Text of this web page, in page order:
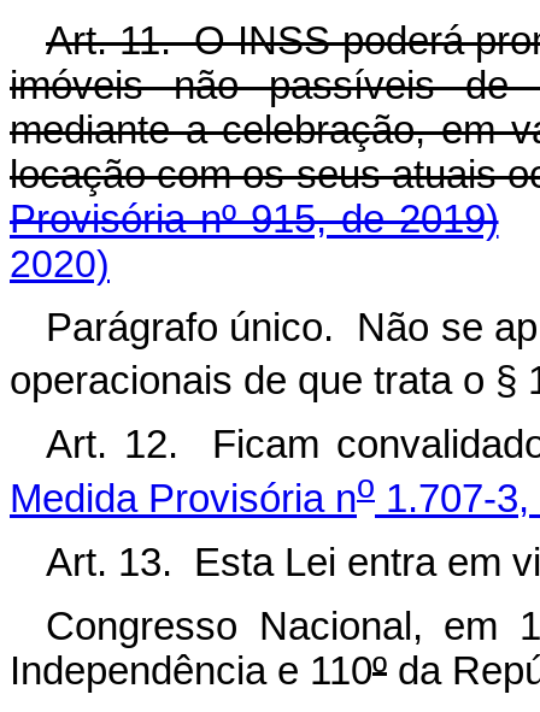
Art. 11. O INSS poderá
imóveis não passíveis de
mediante a celebração, em
locação com os seus
Provisória nº 915, de 2019)
2020)
Parágrafo único. Não se
operacionais de que trata o §
Art. 12. Ficam
Medida Provisória no 1.707-
Art. 13. Esta Lei entra em
Congresso Nacional, em
Independência e 110º da